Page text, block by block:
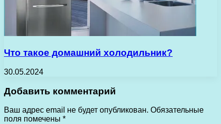
Что такое домашний холодильник?
30.05.2024
Добавить комментарий
Ваш адрес email не будет опубликован. Обязательные
поля помечены *